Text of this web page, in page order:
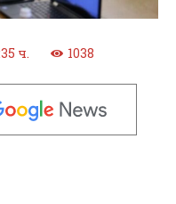
ч. 1038